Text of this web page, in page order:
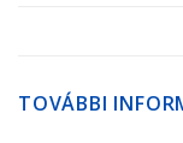
TOVÁBBI